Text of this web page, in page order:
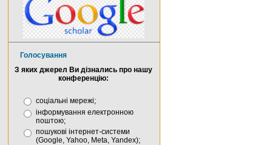
Голосування
З яких джерел Ви дізнались про нашу
конференцію:
соціальні мережі;
інформування електронною
поштою;
пошукові інтернет-системи
(Google, Yahoo, Meta, Yandex);